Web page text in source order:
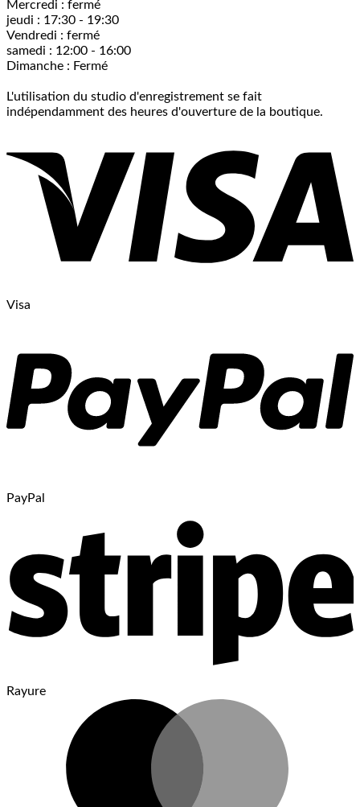
Mercredi : fermé
jeudi : 17:30 - 19:30
Vendredi : fermé
samedi : 12:00 - 16:00
Dimanche : Fermé
L'utilisation du studio d'enregistrement se fait
indépendamment des heures d'ouverture de la boutique.
Visa
PayPal
Rayure